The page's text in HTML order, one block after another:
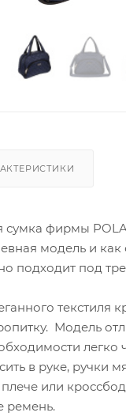
сумка фирмы
модель и
подходит под
текстиля
Модель
легко
в руке, ручки
или
ремень.